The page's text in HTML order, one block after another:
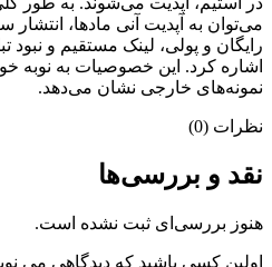
می‌‌توان به آپدیت آنی مادها، انتشار
رایگان و پولی، لینک مستقیم و
اشاره کرد. این خصوصیات به نوبه
نمونه‌های خارجی نشان می‌دهد.
نظرات (0)
نقد و بررسی‌ها
هنوز بررسی‌ای ثبت نشده است.